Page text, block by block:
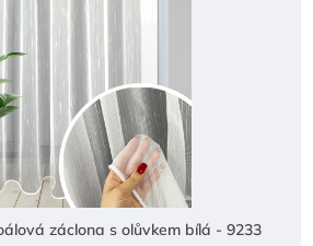
záclona s olůvkem bílá - 9233